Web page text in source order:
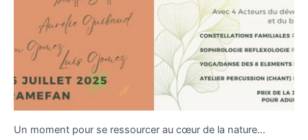
Un moment pour se ressourcer au cœur de la nature…